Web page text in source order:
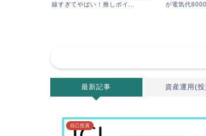
線すぎてやばい！推しポイ...
が電気代
最新記事 資産運用(投
自己投資